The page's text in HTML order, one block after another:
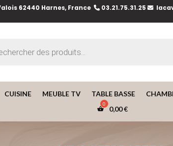
62440 Harnes, France 03.21.75.31.25
CUISINE MEUBLE TV TABLE BASSE
0,00€